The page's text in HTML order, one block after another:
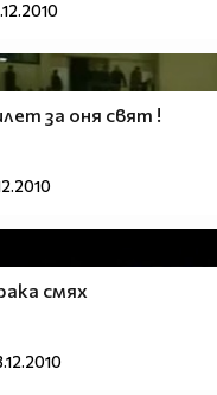
за оня свят !
смях